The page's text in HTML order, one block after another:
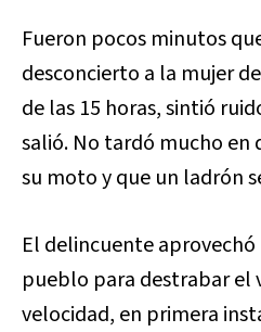
Fueron pocos minutos
desconcierto a la mujer
de las 15 horas, sintió
salió. No tardó mucho en
su moto y que un ladrón
El delincuente
pueblo para destrabar el
velocidad, en primera